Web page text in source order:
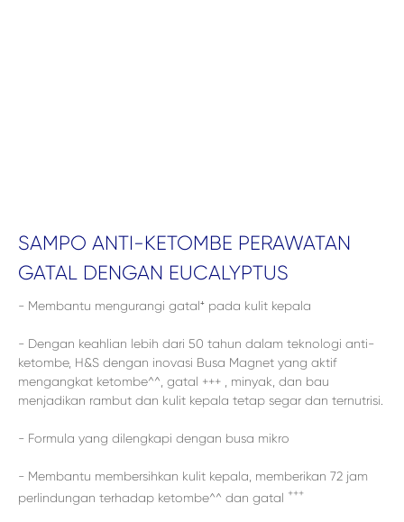
SAMPO ANTI-KETOMBE PERAWATAN
GATAL DENGAN EUCALYPTUS
- Membantu mengurangi gatal⁺ pada kulit kepala
- Dengan keahlian lebih dari 50 tahun dalam teknologi anti-
ketombe, H&S dengan inovasi Busa Magnet yang aktif
mengangkat ketombe^^, gatal +++ , minyak, dan bau
menjadikan rambut dan kulit kepala tetap segar dan ternutrisi.
- Formula yang dilengkapi dengan busa mikro
- Membantu membersihkan kulit kepala, memberikan 72 jam
perlindungan terhadap ketombe^^ dan gatal +++